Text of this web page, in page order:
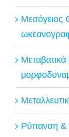
Ρύπανση &